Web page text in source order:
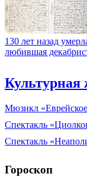
130 лет назад
любившая
Культурная
Мюзикл «Еврейское
Спектакль
Спектакль
Гороскоп